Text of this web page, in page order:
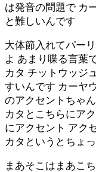
は発音の問題で カ
と難しいんです
大体節入れてパー
よ あまり喋る言葉
カタ チットウッジ
すいんです カーヤ
のアクセントちゃ
カタとこちらにア
にアクセント アク
カタというとちょ
まあそこはまあこ